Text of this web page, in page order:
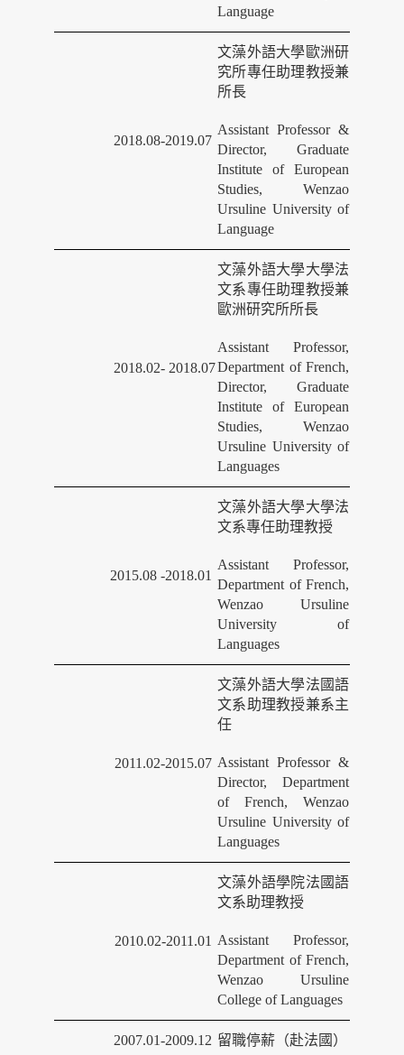
Language
2018.08-2019.07
文藻外語大學歐洲研
究所專任助理教授兼
所長
Assistant Professor &
Director, Graduate
Institute of European
Studies, Wenzao
Ursuline University of
Language
2018.02- 2018.07
文藻外語大學大學法
文系專任助理教授兼
歐洲研究所所長
Assistant Professor,
Department of French,
Director, Graduate
Institute of European
Studies, Wenzao
Ursuline University of
Languages
2015.08 -2018.01
文藻外語大學大學法
文系專任助理教授
Assistant Professor,
Department of French,
Wenzao Ursuline
University of
Languages
2011.02-2015.07
文藻外語大學法國語
文系助理教授兼系主
任
Assistant Professor &
Director, Department
of French, Wenzao
Ursuline University of
Languages
2010.02-2011.01
文藻外語學院法國語
文系助理教授
Assistant Professor,
Department of French,
Wenzao Ursuline
College of Languages
2007.01-2009.12 留職停薪（赴法國）